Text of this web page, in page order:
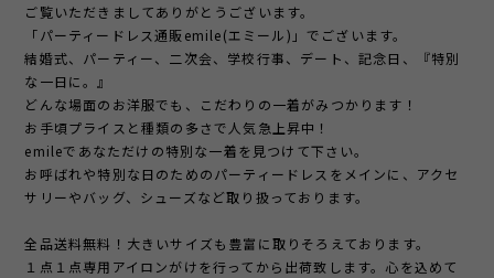
ご覧いただきましてありがとうございます。
「パーティードレス通販emile(エミール)」でございます。
結婚式、パーティー、二次会、学校行事、デート、記念日、『特別
な一日に。』
どんな場面のお洋服でも、こだわりの一着がみつかります！
お手頃プライスと種類の多さで人気急上昇中！
emileであなただけの特別な一着を見つけて下さい。
お呼ばれや特別な日のためのパーティードレスをメインに、アクセ
サリーやバッグ、シューズなど取り扱っております。
全品送料無料！大きいサイズも豊富に取りそろえております。
１点１点専用アイロンがけを行ってから出荷致します。心を込めて